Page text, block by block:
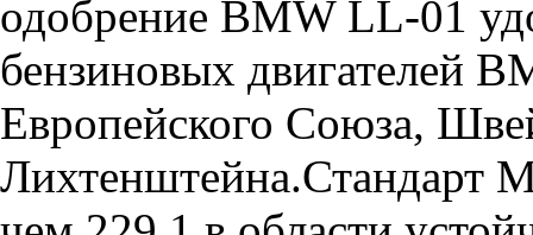
одобрение BMW LL-01
бензиновых двигателей
Европейского Cоюза,
Лихтенштейна.Стандарт